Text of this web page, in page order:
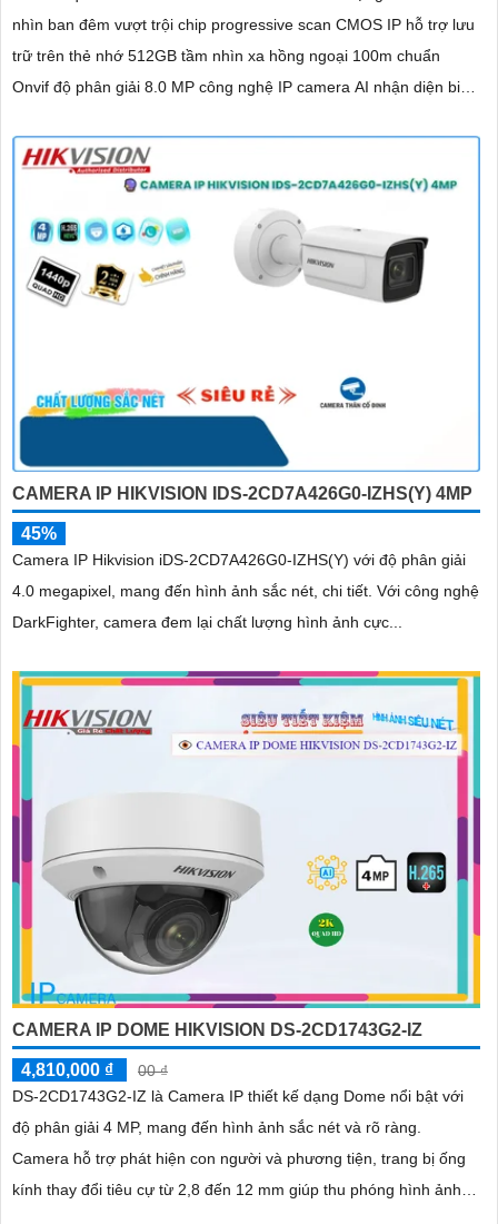
nhìn ban đêm vượt trội chip progressive scan CMOS IP hỗ trợ lưu
trữ trên thẻ nhớ 512GB tầm nhìn xa hồng ngoại 100m chuẩn
Onvif độ phân giải 8.0 MP công nghệ IP camera AI nhận diện biển
Thông
CAMERA IP HIKVISION IDS-2CD7A426G0-IZHS(Y) 4MP
45%
Camera IP Hikvision iDS-2CD7A426G0-IZHS(Y) với độ phân giải
4.0 megapixel, mang đến hình ảnh sắc nét, chi tiết. Với công nghệ
DarkFighter, camera đem lại chất lượng hình ảnh cực...
CAMERA IP DOME HIKVISION DS-2CD1743G2-IZ
4,810,000 ₫
00 ₫
DS-2CD1743G2-IZ là Camera IP thiết kế dạng Dome nổi bật với
độ phân giải 4 MP, mang đến hình ảnh sắc nét và rõ ràng.
Camera hỗ trợ phát hiện con người và phương tiện, trang bị ống
kính thay đổi tiêu cự từ 2,8 đến 12 mm giúp thu phóng hình ảnh